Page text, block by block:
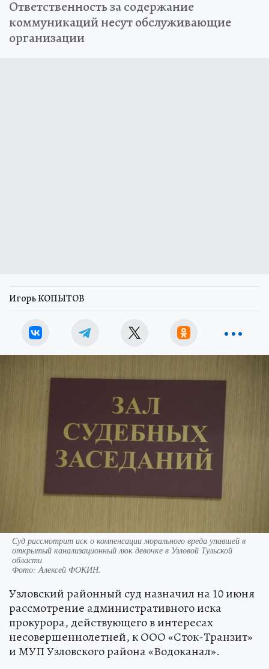
Ответственность за содержание
коммуникаций несут обслуживающие
организации
Игорь КОПЫТОВ
Суд рассмотрит иск о компенсации морального вреда упавшей в
открытый канализационный люк девочке в Узловой Тульской
области
Фото:Алексей ФОКИН.
Узловский районный суд назначил на 10 июня
рассмотрение административного иска
прокурора, действующего в интересах
несовершеннолетней, к ООО «Сток-Транзит»
и МУП Узловского района «Водоканал».